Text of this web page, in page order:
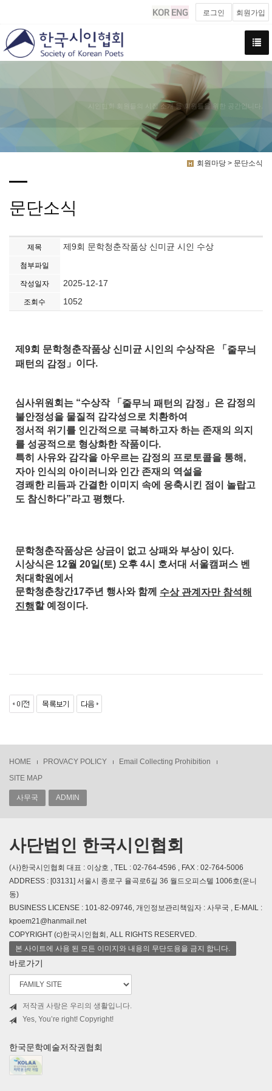
로그인 회원가입
시인협회 회원들의 시집 소개 등 회원들을 위한 공간입니다.
회원마당 > 문단소식
문단소식
제목 제9회 문학청춘작품상 신미균 시인 수상
첨부파일
작성일자 2025-12-17
조회수 1052
제 9회 문학청춘작품상 신미균 시인의 수상작은 「 줄무늬
패턴의 감정 」 이다.
심사위원회는 “수상작 「 줄무늬 패턴의 감정 」 은 감정의
불안정성을 물질적 감각성으로 치환하여
정서적 위기를 인간적으로 극복하고자 하는 존재의 의지
를 성공적으로 형상화한 작품이다.
특히 사유와 감각을 아우르는 감정의 프로토콜을 통해 ,
자아 인식의 아이러니와 인간 존재의 역설을
경쾌한 리듬과 간결한 이미지 속에 응축시킨 점이 놀랍고
도 참신하다”라고 평했다.
문학청춘작품상은 상금이 없고 상패와 부상이 있다.
시상식은 12월 20일(토) 오후 4시 호서대 서울캠퍼스 벤
처대학원에서
문학청춘창간17주년 행사와 함께 수상 관계자만 참석해
진행할 예정이다.
HOME PROVACY POLICY
Email Collecting Prohibition
SITE MAP
사무국 ADMIN
사단법인 한국시인협회
(사)한국시인협회 대표 : 이상호 , TEL : 02-764-4596 , FAX : 02-764-5006
ADDRESS : [03131] 서울시 종로구 율곡로6길 36 월드오피스텔 1006호(운니
동)
BUSINESS LICENSE : 101-82-09746, 개인정보관리책임자 : 사무국 , E-MAIL :
kpoem21@hanmail.net
COPYRIGHT (c)한국시인협회, ALL RIGHTS RESERVED.
본 사이트에 사용 된 모든 이미지와 내용의 무단도용을 금지 합니다.
바로가기
저작권 사랑은 우리의 생활입니다.
Yes, You’re right! Copyright!
한국문학예술저작권협회